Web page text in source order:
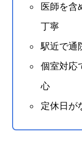
医師を含
丁寧
駅近で通
個室対応
心
定休日が